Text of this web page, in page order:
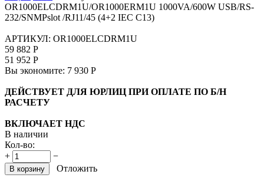
OR1000ELCDRM1U/OR1000ERM1U 1000VA/600W USB/RS-
232/SNMPslot /RJ11/45 (4+2 IEC С13)
АРТИКУЛ: OR1000ELCDRM1U
59 882 Р
51 952 Р
Вы экономите: 7 930 Р
ДЕЙСТВУЕТ ДЛЯ ЮРЛИЦ ПРИ ОПЛАТЕ ПО Б/Н
РАСЧЕТУ
ВКЛЮЧАЕТ НДС
В наличии
Кол-во:
+
−
В корзину Отложить